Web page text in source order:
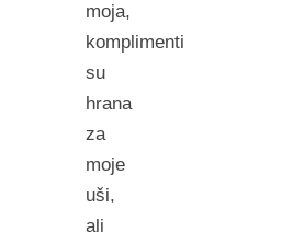
moja,
komplimenti
su
hrana
za
moje
uši,
ali